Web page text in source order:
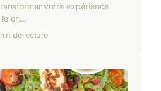
votre expérience
ch...
de lecture